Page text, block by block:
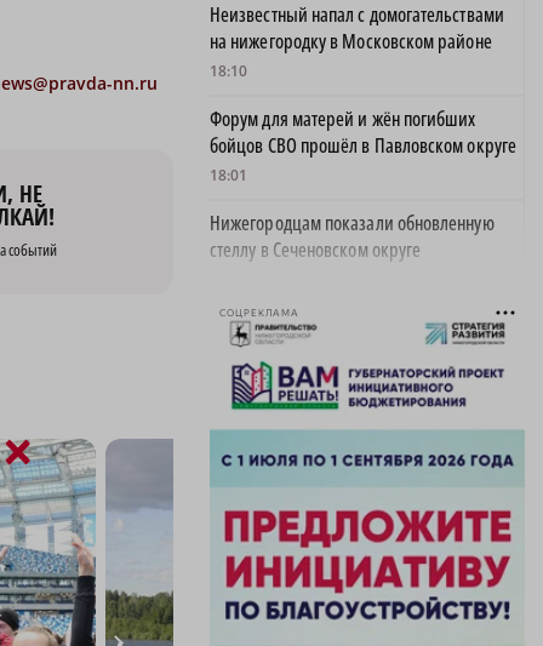
nn.ru
НЕ
событий
×
Неизвестный напал с домогательствами
на нижегородку в Московском районе
18:10
Форум для матерей и жён погибших
бойцов СВО прошёл в Павловском округе
18:01
Нижегородцам показали обновленную
стеллу в Сеченовском округе
Исправительные работы получил
нижегородец с долгом по алиментам 700
тысяч рублей
17:37
Обращения пострадавших продавцов WB
рассмотрят на заседании оперштаба в
августе
17:21
Нижегородская область вошла в число
лидеров научно-популярного туризма
СОЦРЕКЛАМА